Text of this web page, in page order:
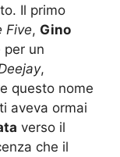
Il primo
Five, Gino
per un
,
questo nome
aveva ormai
verso il
che il